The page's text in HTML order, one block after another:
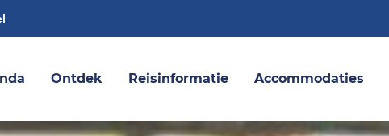
Ontdek Reisinformatie Accommodaties